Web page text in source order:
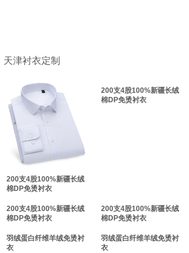
天津衬衣定制
200支4股100%新疆长绒
棉DP免烫衬衣
200支4股100%新疆长绒
棉DP免烫衬衣
200支4股100%新疆长绒
棉DP免烫衬衣
200支4股100%新疆长绒
棉DP免烫衬衣
羽绒蛋白纤维羊绒免烫衬
衣
羽绒蛋白纤维羊绒免烫衬
衣
双击此处添加文字
双击此处添加文字